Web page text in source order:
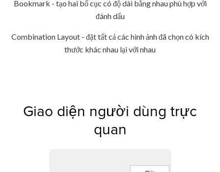
Bookmark - tạo hai bố cục có độ dài bằng nhau phù hợp với
đánh dấu
Combination Layout - đặt tất cả các hình ảnh đã chọn có kích
thước khác nhau lại với nhau
Giao diện người dùng trực
quan